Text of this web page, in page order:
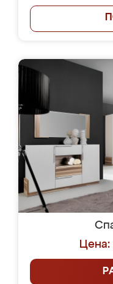
Цена: